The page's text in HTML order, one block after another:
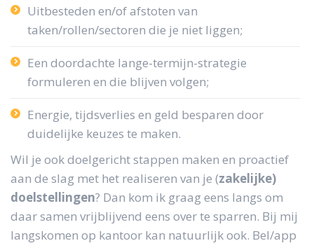
Uitbesteden en/of afstoten van
taken/rollen/sectoren die je niet liggen;
Een doordachte lange-termijn-strategie
formuleren en die blijven volgen;
Energie, tijdsverlies en geld besparen door
duidelijke keuzes te maken.
Wil je ook doelgericht stappen maken en proactief
aan de slag met het realiseren van je (zakelijke)
doelstellingen? Dan kom ik graag eens langs om
daar samen vrijblijvend eens over te sparren. Bij mij
langskomen op kantoor kan natuurlijk ook. Bel/app